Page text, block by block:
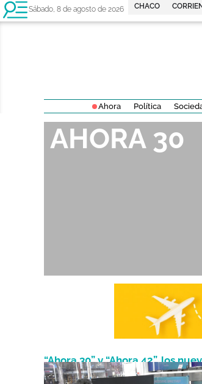
Sábado, 8 de agosto de 2026 CHACO
Ahora Política
AHORA 30
“Ahora 30” y “Ahora 42”, los
lanzará el gobierno para
Octubre 20, 2022